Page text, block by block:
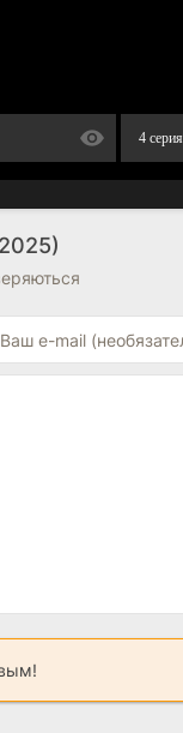
4 серия